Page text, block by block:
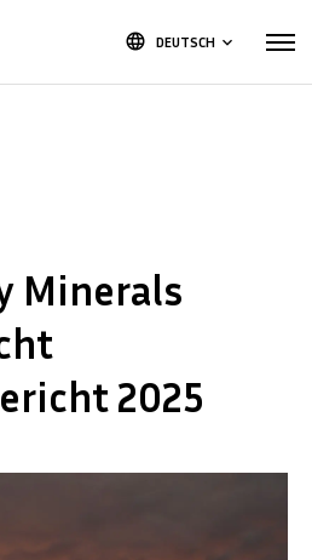
language DEUTSCH keyboard_arrow_down
Minerals
2025